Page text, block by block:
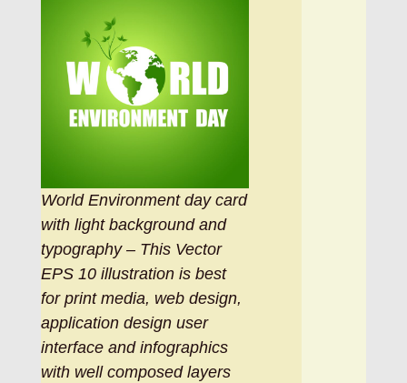
World Environment day card
with light background and
typography – This Vector
EPS 10 illustration is best
for print media, web design,
application design user
interface and infographics
with well composed layers